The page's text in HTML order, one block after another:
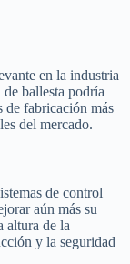
en la industria
ballesta podría
de fabricación más
del mercado.
de control
aún más su
altura de la
y la seguridad